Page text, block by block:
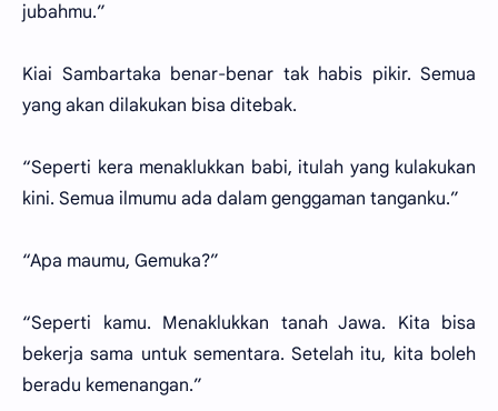
jubahmu.”
Kiai Sambartaka benar-benar tak habis pikir. Semua
yang akan dilakukan bisa ditebak.
“Seperti kera menaklukkan babi, itulah yang kulakukan
kini. Semua ilmumu ada dalam genggaman tanganku.”
“Apa maumu, Gemuka?”
“Seperti kamu. Menaklukkan tanah Jawa. Kita bisa
bekerja sama untuk sementara. Setelah itu, kita boleh
beradu kemenangan.”